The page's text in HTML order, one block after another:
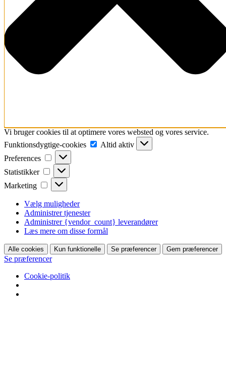
Vi bruger cookies til at optimere vores websted og vores service.
Funktionsdygtige-cookies
Funktionsdygtige-
cookies
Altid aktiv
Preferences
Preferences
Statistikker Statistikker
Marketing Marketing
Vælg muligheder
Administrer tjenester
Administrer {vendor_count} leverandører
Læs mere om disse formål
Alle cookies Kun funktionelle Se præferencer Gem præferencer
Se præferencer
Cookie-politik